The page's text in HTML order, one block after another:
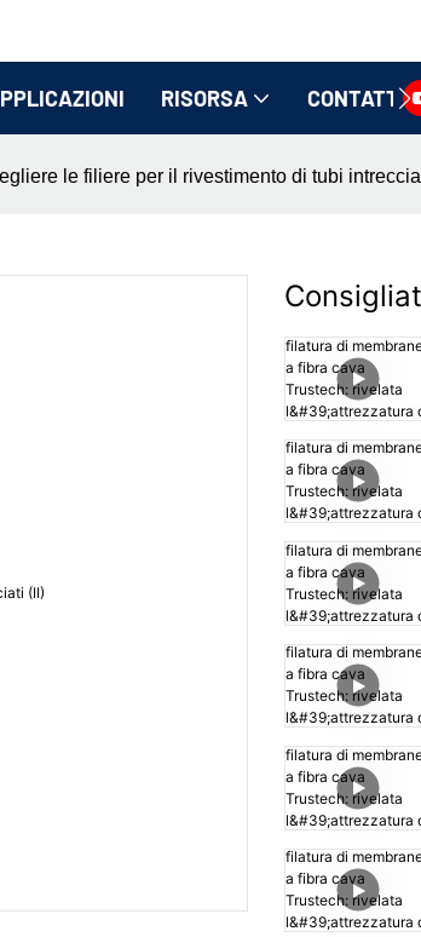
RISORSA
le filiere per il rivestimento di tubi